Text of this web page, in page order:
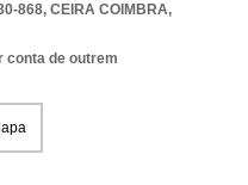
868, CEIRA COIMBRA,
conta de outrem